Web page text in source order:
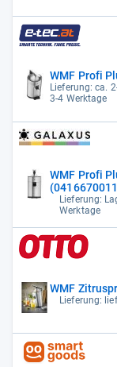
WMF Profi
Lieferung: ca.
3-4 Werktage
WMF Profi
Lieferung:
Werktage
WMF
Lieferung: